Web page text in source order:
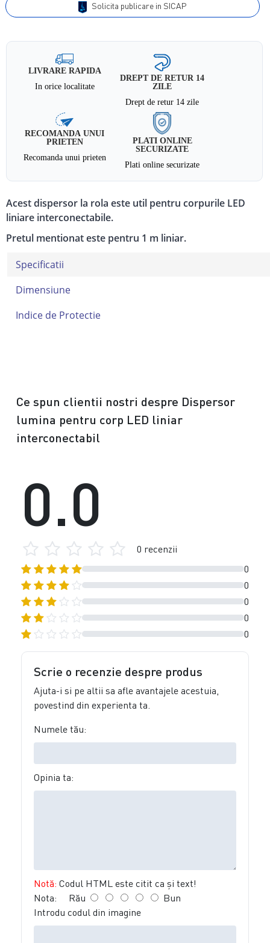
Solicita publicare in SICAP
LIVRARE RAPIDA
In orice localitate
DREPT DE RETUR 14
ZILE
Drept de retur 14 zile
RECOMANDA UNUI
PRIETEN
Recomanda unui prieten
PLATI ONLINE
SECURIZATE
Plati online securizate
Acest dispersor la rola este util pentru corpurile LED
liniare interconectabile.
Pretul mentionat este pentru 1 m liniar.
Specificatii
Dimensiune
Indice de Protectie
Ce spun clientii nostri despre Dispersor
lumina pentru corp LED liniar
interconectabil
0
0
0
0
0
0.0
0 recenzii
Scrie o recenzie despre produs
Ajuta-i si pe altii sa afle avantajele acestuia,
povestind din experienta ta.
Numele tău:
Opinia ta:
Notă: Codul HTML este citit ca şi text!
Nota: Rău
Bun
Introdu codul din imagine